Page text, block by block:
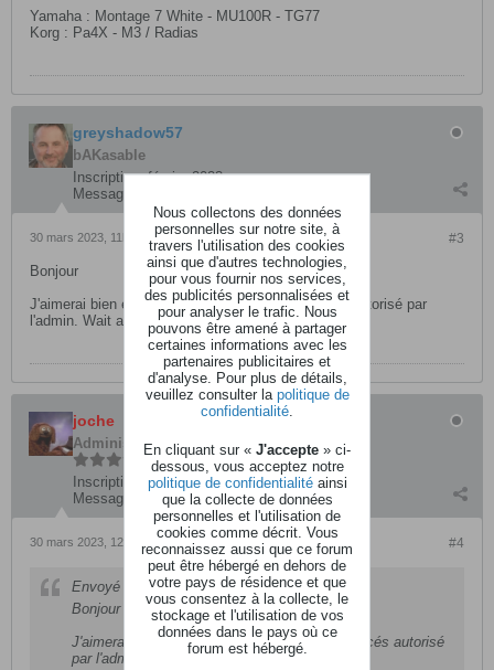
Yamaha : Montage 7 White - MU100R - TG77
Korg : Pa4X - M3 / Radias
greyshadow57
bAKasable
Inscription: février 2023
Messages:
#3
30 mars 2023, 11h51
Bonjour
J'aimerai bien essayer, mais je n'ai pas eu l'accés autorisé par
l'admin. Wait and see.
joche
Administrateur
Inscription:
mars 2004
Messages:
6768
#4
30 mars 2023, 12h16
Envoyé par greyshadow57
Bonjour
J'aimerai bien essayer, mais je n'ai pas eu l'accés autorisé
par l'admin. Wait and see.
Nous collectons des données
personnelles sur notre site, à
travers l'utilisation des cookies
ainsi que d'autres technologies,
pour vous fournir nos services,
des publicités personnalisées et
pour analyser le trafic. Nous
pouvons être amené à partager
certaines informations avec les
partenaires publicitaires et
d'analyse. Pour plus de détails,
veuillez consulter la politique de
confidentialité
En cliquant sur « J'accepte » ci-
dessous, vous acceptez notre
politique de confidentialitéainsi
que la collecte de données
personnelles et l'utilisation de
cookies comme décrit. Vous
reconnaissez aussi que ce forum
peut être hébergé en dehors de
votre pays de résidence et que
vous consentez à la collecte, le
stockage et l'utilisation de vos
données dans le pays où ce
forum est hébergé.